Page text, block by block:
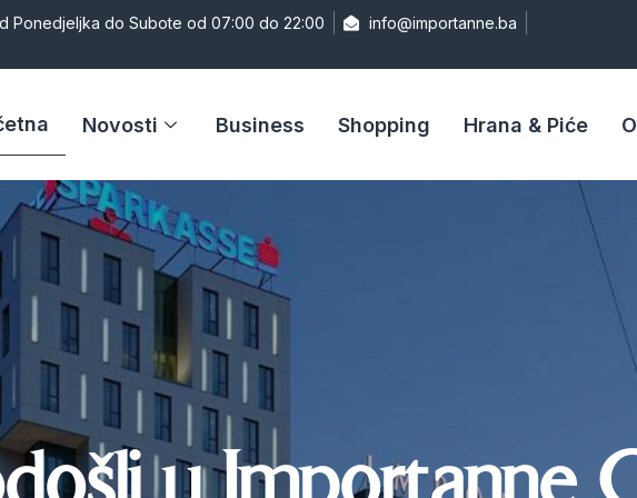
Ponedjeljka do Subote od 07:00 do 22:00
info@importanne.ba
Novosti Business Shopping Hrana & Piće